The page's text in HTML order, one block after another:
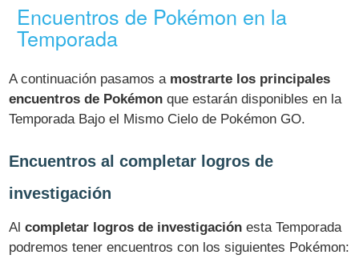
Encuentros de Pokémon en la
Temporada
A continuación pasamos a mostrarte los principales
encuentros de Pokémon que estarán disponibles en la
Temporada Bajo el Mismo Cielo de Pokémon GO.
Encuentros al completar logros de
investigación
Alcompletar logros de investigación esta Temporada
podremos tener encuentros con los siguientes Pokémon: